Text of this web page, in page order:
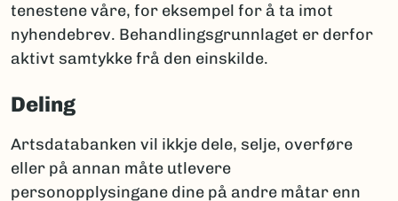
tenestene våre, for eksempel for å ta imot
nyhendebrev. Behandlingsgrunnlaget er derfor
aktivt samtykke frå den einskilde.
Deling
Artsdatabanken vil ikkje dele, selje, overføre
eller på annan måte utlevere
personopplysingane dine på andre måtar enn